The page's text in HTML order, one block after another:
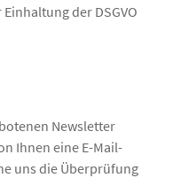
der DSGVO
Newsletter
Ihnen eine E-Mail-
uns die Überprüfung